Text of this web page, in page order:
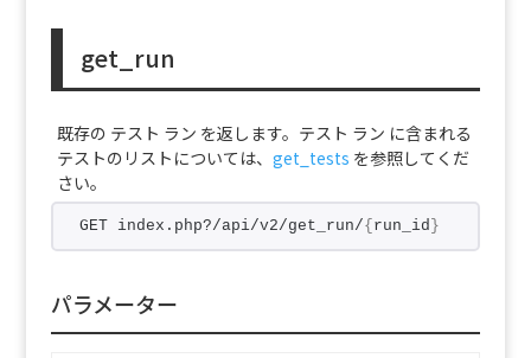
get_run
既存の テスト ラン を返します。テスト ラン に含まれる
テストのリストについては、 get_tests を参照してくだ
さい。
GET index.php?/api/v2/get_run/{ run_id }
パラメーター